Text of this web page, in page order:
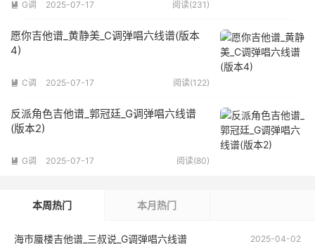
 G调 2025-07-17 阅读(231)
愿你吉他谱_黄静美_C调弹唱六线谱(版本
4)
 C调 2025-07-17 阅读(122)
反派角色吉他谱_郭冠廷_G调弹唱六线谱
(版本2)
 G调 2025-07-17 阅读(80)
本周热门 本月热门
2025-04-02
海市蜃楼吉他谱_三叔说_G调弹唱六线谱